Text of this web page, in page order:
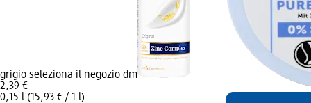
grigio seleziona il negozio dm
2,39 €
0,15 l (15,93 € / 1 l)